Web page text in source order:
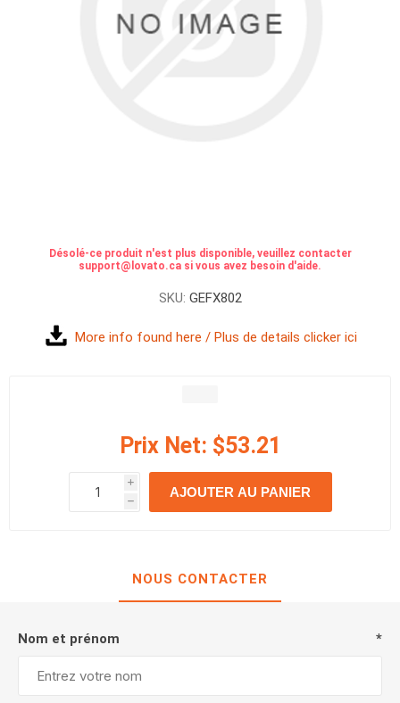
Désolé-ce produit n'est plus disponible, veuillez contacter
support@lovato.ca si vous avez besoin d'aide.
SKU: GEFX802
More info found here / Plus de details clicker ici
Prix Net: $53.21
i
h
h
AJOUTER AU PANIER
NOUS CONTACTER
Nom et prénom *